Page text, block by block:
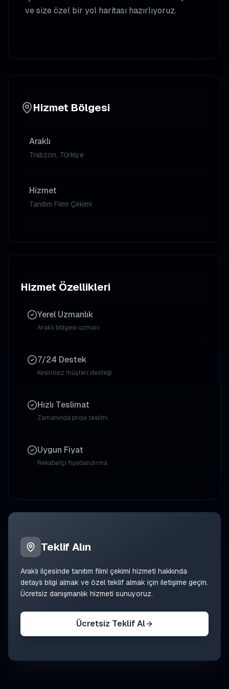
ve size özel bir yol haritası hazırlıyoruz.
Hizmet Bölgesi
Araklı
Trabzon, Türkiye
Hizmet
Tanıtım Filmi Çekimi
Hizmet Özellikleri
Yerel Uzmanlık
Araklı bölgesi uzmanı
7/24 Destek
Kesintisiz müşteri desteği
Hızlı Teslimat
Zamanında proje teslimi
Uygun Fiyat
Rekabetçi fiyatlandırma
Teklif Alın
Araklı ilçesinde tanıtım filmi çekimi hizmeti hakkında
detaylı bilgi almak ve özel teklif almak için iletişime geçin.
Ücretsiz danışmanlık hizmeti sunuyoruz.
Ücretsiz Teklif Al